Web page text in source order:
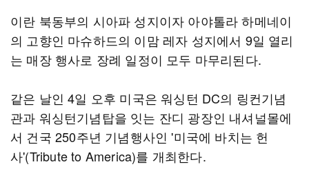
이란 북동부의 시아파 성지이자 아야톨라 하메네이
의 고향인 마슈하드의 이맘 레자 성지에서 9일 열리
는 매장 행사로 장례 일정이 모두 마무리된다.
같은 날인 4일 오후 미국은 워싱턴 DC의 링컨기념
관과 워싱턴기념탑을 잇는 잔디 광장인 내셔널몰에
서 건국 250주년 기념행사인 '미국에 바치는 헌
사'(Tribute to America)를 개최한다.